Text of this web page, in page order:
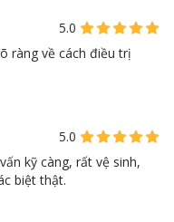
5.0
ràng về cách điều trị
5.0
kỹ càng, rất vệ sinh,
biệt thật.